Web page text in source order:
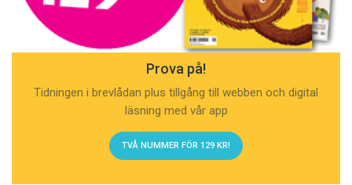
Prova på!
Tidningen i brevlådan plus tillgång till webben och digital
läsning med vår app
TVÅ NUMMER FÖR 129 KR!